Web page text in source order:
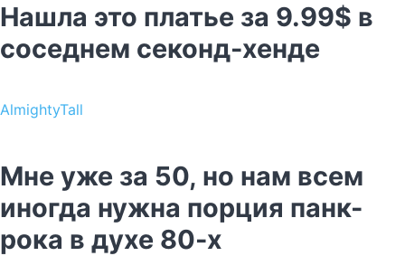
Нашла это платье за 9.99$ в
соседнем секонд-хенде
AlmightyTall
Мне уже за 50, но нам всем
иногда нужна порция панк-
рока в духе 80-х